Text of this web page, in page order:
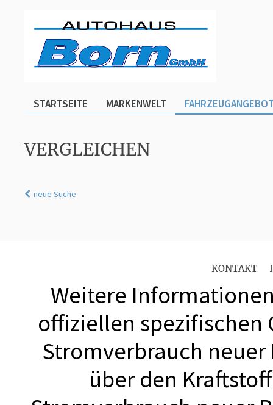
STARTSEITE MARKENWELT
VERGLEICHEN
neue Suche
KONTAKT
Weitere
offiziellen spezifischen
Stromverbrauch
über den